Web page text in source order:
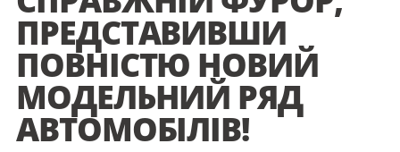
ПРЕДСТАВИВШИ
ПОВНІСТЮ НОВИЙ
МОДЕЛЬНИЙ РЯД
АВТОМОБІЛІВ!